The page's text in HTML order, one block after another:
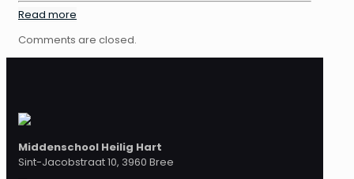
Read more
Comments are closed.
Middenschool Heilig Hart
Sint-Jacobstraat 10, 3960 Bree